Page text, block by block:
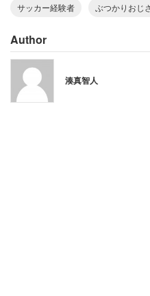
サッカー経験者 ぶつかりおじ
Author
湊真智人